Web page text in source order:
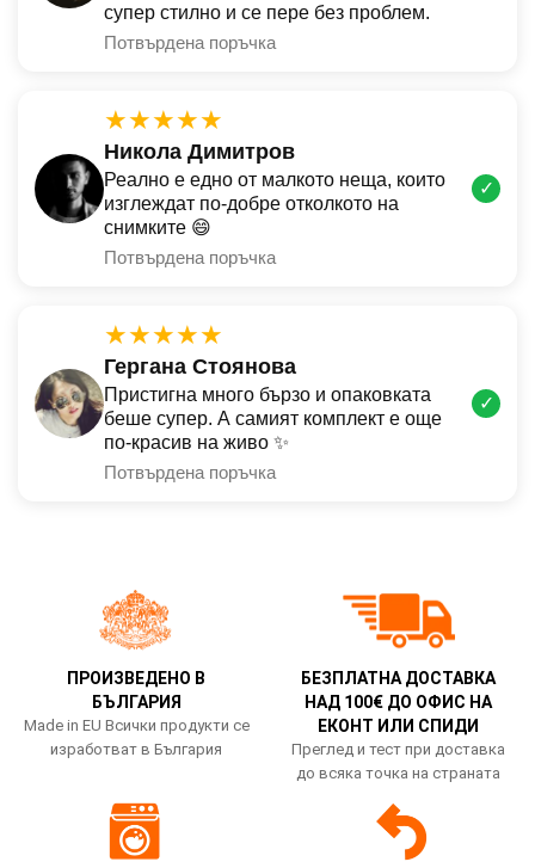
супер стилно и се пере без проблем.
Потвърдена поръчка
★★★★★
Никола Димитров
Реално е едно от малкото неща, които
изглеждат по-добре отколкото на
снимките 😄
Потвърдена поръчка
✓
★★★★★
Гергана Стоянова
Пристигна много бързо и опаковката
беше супер. А самият комплект е още
по-красив на живо ✨
Потвърдена поръчка
✓
ПРОИЗВЕДЕНО В
БЪЛГАРИЯ
Made in EU Всички продукти се
изработват в България
БЕЗПЛАТНА ДОСТАВКА
НАД 100€ ДО ОФИС НА
ЕКОНТ ИЛИ СПИДИ
Преглед и тест при доставка
до всяка точка на страната